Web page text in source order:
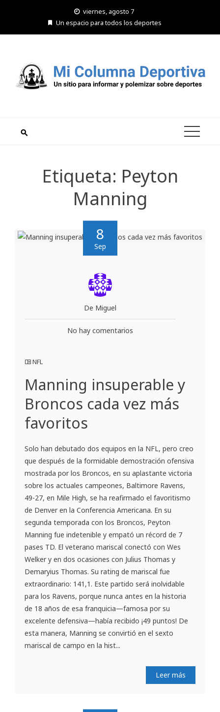
viernes, agosto 7
Un espacio para todos los deportes
Etiqueta: Peyton
Manning
8
Sep
De Miguel
No hay comentarios
NFL
Manning insuperable y
Broncos cada vez más
favoritos
Solo han debutado dos equipos en la NFL, pero creo
que después de la formidable demostración ofensiva
mostrada por los Broncos, en su aplastante victoria
sobre los actuales campeones, Baltimore Ravens,
49-27, en Mile High, se ha reafirmado el favoritismo
de Denver en la Conferencia Americana. En su
segunda temporada con los Broncos, Peyton
Manning fue indetenible y empató un récord de 7
pases TD. El veterano mariscal conectó con Wes
Welker y en dos ocasiones con Julius Thomas y
Demaryius Thomas. Su rating de mariscal fue
extraordinario: 141,1. Este partido será inolvidable
para los Ravens, porque nunca antes en la historia
de 18 años de esa franquicia—famosa por su
excelente defensiva—había recibido ¡49 puntos! De
esta manera, Manning se convirtió en el sexto
mariscal de campo en la hist...
Leer más